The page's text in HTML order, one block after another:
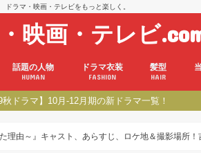
ドラマ・映画・テレビをもっと楽しく。
映画・テレビ
話題の人物
HUMAN
ドラマ衣装
FASHION
髪型
HAIR
秋ドラマ】10月-12月期の新ドラマ一覧！
理由～』キャスト、あらすじ、ロケ地＆撮影場所！